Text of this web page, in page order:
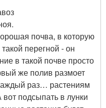
почва, в которую
перегной - он
в такой почве просто
же полив размоет
раз… растениям
подсыпать в лунки